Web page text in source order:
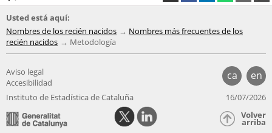
Usted está aquí:
Nombres de los recién nacidos
Nombres más frecuentes de los
recién nacidos
Metodología
ca en
Aviso legal
Accesibilidad
Instituto de Estadística de Cataluña
16/07/2026
Volver
arriba